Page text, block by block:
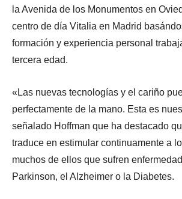
la Avenida de los Monumentos en
centro de día Vitalia en Madrid
formación y experiencia personal
tercera edad.
«Las nuevas tecnologías y el cariño
perfectamente de la mano. Esta es
señalado Hoffman que ha destacado
traduce en estimular continuamente a
muchos de ellos que sufren
Parkinson, el Alzheimer o la Diabetes.